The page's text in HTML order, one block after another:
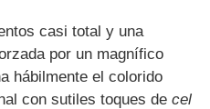
casi total y una
por un magnífico
hábilmente el colorido
con sutiles toques decel